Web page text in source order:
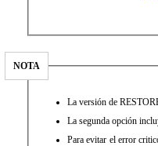
NOTA
La versión de
La segunda opción
Para evitar el error